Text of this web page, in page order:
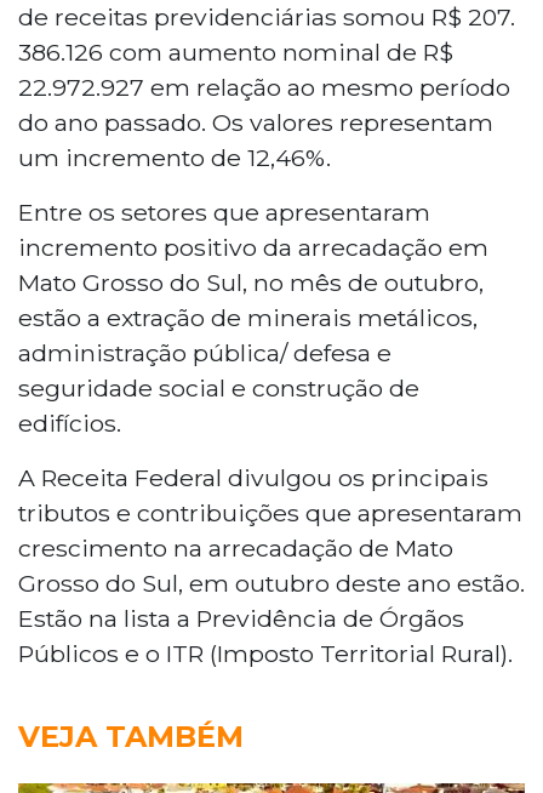
de receitas previdenciárias somou R$ 207.
386.126 com aumento nominal de R$
22.972.927 em relação ao mesmo período
do ano passado. Os valores representam
um incremento de 12,46%.
Entre os setores que apresentaram
incremento positivo da arrecadação em
Mato Grosso do Sul, no mês de outubro,
estão a extração de minerais metálicos,
administração pública/ defesa e
seguridade social e construção de
edifícios.
A Receita Federal divulgou os principais
tributos e contribuições que apresentaram
crescimento na arrecadação de Mato
Grosso do Sul, em outubro deste ano estão.
Estão na lista a Previdência de Órgãos
Públicos e o ITR (Imposto Territorial Rural).
VEJA TAMBÉM